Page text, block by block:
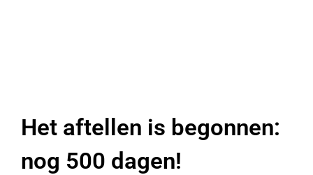
Het aftellen is begonnen:
nog 500 dagen!